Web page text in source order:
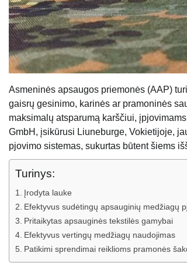
Asmeninės apsaugos priemonės (AAP)
gaisrų gesinimo, karinės ar pramoninės
maksimalų atsparumą karščiui,
GmbH, įsikūrusi Liuneburge, Vokietijoje,
pjovimo sistemas, sukurtas būtent šiems
Turinys:
Įrodyta lauke
Efektyvus sudėtingų apsauginių medžiagų
Pritaikytas apsauginės tekstilės gamybai
Efektyvus vertingų medžiagų naudojimas
Patikimi sprendimai reiklioms pramonės